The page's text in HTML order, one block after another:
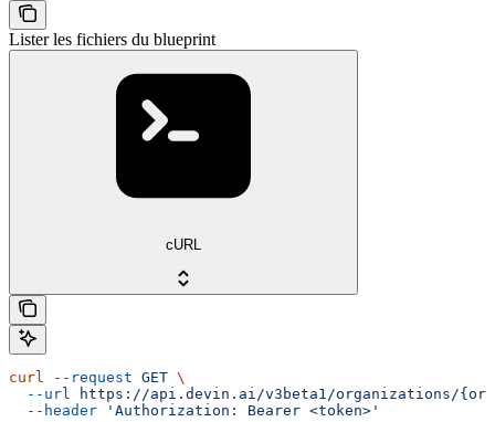
Lister les fichiers du blueprint
cURL
curl --request GET \
  --url
https://api.devin.ai/v3beta1/organizations/
  --header
'Authorization: Bearer <token>'